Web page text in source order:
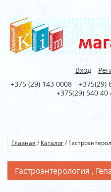
Вход
+375 (29) 143 0008
+375(29)
+375(29) 540 40
Главная /Каталог/
Гастроэнтерология ,